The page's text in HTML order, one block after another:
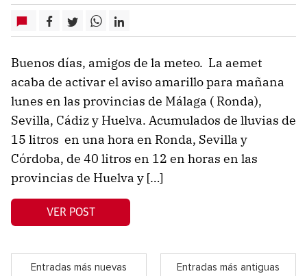
Buenos días, amigos de la meteo. La aemet
acaba de activar el aviso amarillo para mañana
lunes en las provincias de Málaga ( Ronda),
Sevilla, Cádiz y Huelva. Acumulados de lluvias de
15 litros en una hora en Ronda, Sevilla y
Córdoba, de 40 litros en 12 en horas en las
provincias de Huelva y […]
VER POST
Entradas más nuevas Entradas más antiguas